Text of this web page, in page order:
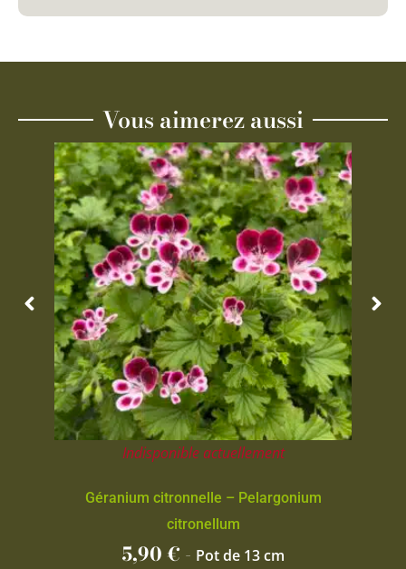
Vous aimerez aussi
Indisponible actuellement
Géranium citronnelle – Pelargonium
citronellum
5,90€ - Pot de 13 cm